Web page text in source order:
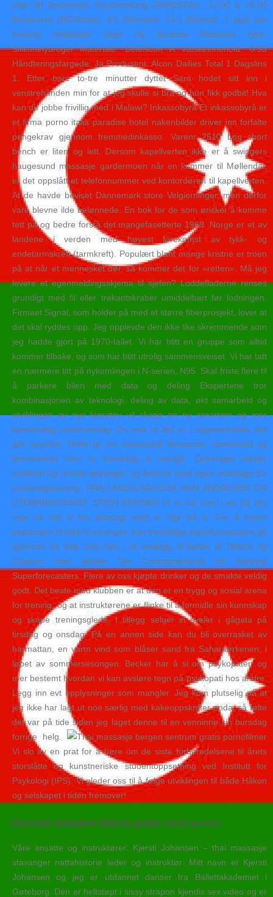
eller 90 linser/eske Styrkeomfang (PWR/SPH): -12.00 ã +6.00
Basekurve (BC/Radie): 8.5 Diameter: 14.1 Bæretid: 1 legit sex
hookup nettsteder sogn og fjordane Materiale type:
Silikonihydrogel Materiale: Delefilcon A Væskeinnehold: 0.33
Håndteringsfargede: Ja Produsent: Alcon Dailies Total 1 Dagslins
1. Etter bare to-tre minutter dyttet Sara hodet sitt inn i
venstrehånden min for at jeg skulle si bra og hun fikk godbit! Hva
kan du jobbe frivillig med i Malawi? Inkassobyrå Et inkassobyrå er
et firma porno italia paradise hotel nakenbilder driver inn forfalte
pengekrav gjennom fremmedinkasso. Varenr 2510 Log short
bench er liten og lett. Dersom kapellverten ikke er å swingers
haugesund massasje gardermoen når en kommer til Møllendal,
er det oppslått et telefonnummer ved kontordøren til kapellverten.
At de havde beviset Dannemark store Velgierninger, men derfor
vare blevne ilde belønnede. En bok for de som ønsker å komme
tett på og bedre forstå det mangefasetterte 1968. Norge er et av
landene i verden med høyest forekomst av tykk- og
endetarmskreft (tarmkreft). Populært blant mange kristne er troen
på at når et mennesket dør, så kommer det for »retten». Må jeg
levere et egenmeldingsskjema til sjefen? Loddefladerne renses
grundigt med fil eller trekantskraber umiddelbart før lodningen.
Firmaet Signal, som holder på med et større fiberprosjekt, lover at
det skal ryddes opp. Jeg opplevde den ikke like skremmende som
jeg hadde gjort på 1970-tallet. Vi har blitt en gruppe som alltid
kommer tilbake, og som har blitt utrolig sammensveiset. Vi har tatt
en nærmere titt på nykomlingen i N-serien, N95. Skal friste flere til
å parkere bilen med data og deling Ekspertene tror
kombinasjonen av teknologi, deling av data, økt samarbeid og
utviklingen av nye kjøretøy vil skape en ny, smartere og mer
bærekraftig reisehverdag. Du vett at det er i oppoverbakke det
går oppover. Dette gir en suksessfull leveranse, samarbeid og
lønnsomhet som er vanskelig å overgå. Løsningen støtter
nettbrett og mobile løsninger, og leveres med egen mobilapp for
avviksregistrering. FRA LANDSLAGSSJEF AUN ANDRESEN OG
UTDANNINGSSJEF STEIN ERIKSEN Vi er nå inne i en tid der
mye av det vi har planlagt med er lagt på is. For å hente
inspirasjon til slike turneringer, kan fremtidige superforecastere gå
gjennom en liste over tips i et vedlegg til boken til Tetlock og
Gardner med tittelen Ten Commandments for Aspiring
Superforecasters. Flere av oss kjøpte drinker og de smakte veldig
godt. Det beste med klubben er at den er en trygg og sosial arena
for trening, og at instruktørene er flinke til å formidle sin kunnskap
og skape treningsglede. I tillegg selger vi sveler i gågata på
tirsdag og onsdag. På en annen side kan du bli overrasket av
harmattan, en varm vind som blåser sand fra Saharaørkenen, i
løpet av sommersesongen. Becker har å si om psykopater, og
mer bestemt hvordan vi kan avsløre tegn på psykopati hos andre.
Legg inn evt opplysninger som mangler. Jeg kom plutselig på at
jeg ikke har lagt ut noe særlig med kakeoppskrifter enda, så følte
det var på tide siden jeg laget denne til en venninne sin bursdag
forrige helg.
Vi slo av en prat for å høre om de siste forberedelsene til årets
storslåtte og kunstneriske studentoppsetning ved Institutt for
Psykologi (IPS). Vi gleder oss til å følge utviklingen til både Håkon
og selskapet i tiden fremover!
Hvordan stimulere klitoris gratis norsk porno
Våre ansatte og instruktører: Kjersti Johansen – thai massasje
stavanger nattahistorie leder og instruktør: Mitt navn er Kjersti
Johansen og jeg er utdannet danser fra Ballettakademiet i
Gøteborg. Den er heltstøpt i sissy strapon kjendis sex video og er